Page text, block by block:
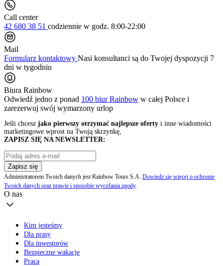
Call center
42 680 38 51 codziennie w godz. 8:00-22:00
Mail
Formularz kontaktowy Nasi konsultanci są do Twojej dyspozycji 7
dni w tygodniu
Biura Rainbow
Odwiedź jedno z ponad 100 biur Rainbow w całej Polsce i
zarezerwuj swój wymarzony urlop
Jeśli chcesz jako pierwszy otrzymać najlepsze oferty i inne wiadomości
marketingowe wprost na Twoją skrzynkę,
ZAPISZ SIĘ NA NEWSLETTER:
Zapisz się
Administratorem Twoich danych jest Rainbow Tours S.A. Dowiedz się więcej o ochronie
Twoich danych oraz prawie i sposobie wycofania zgody.
O nas
Kim jesteśmy
Dla prasy
Dla inwestorów
Bezpieczne wakacje
Praca